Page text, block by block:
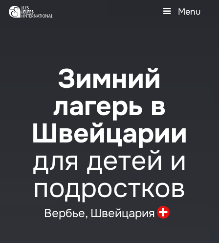
Skip
Menu
Зимний
лагерь в
Швейцарии
для детей и
подростков
Вербье, Швейцария